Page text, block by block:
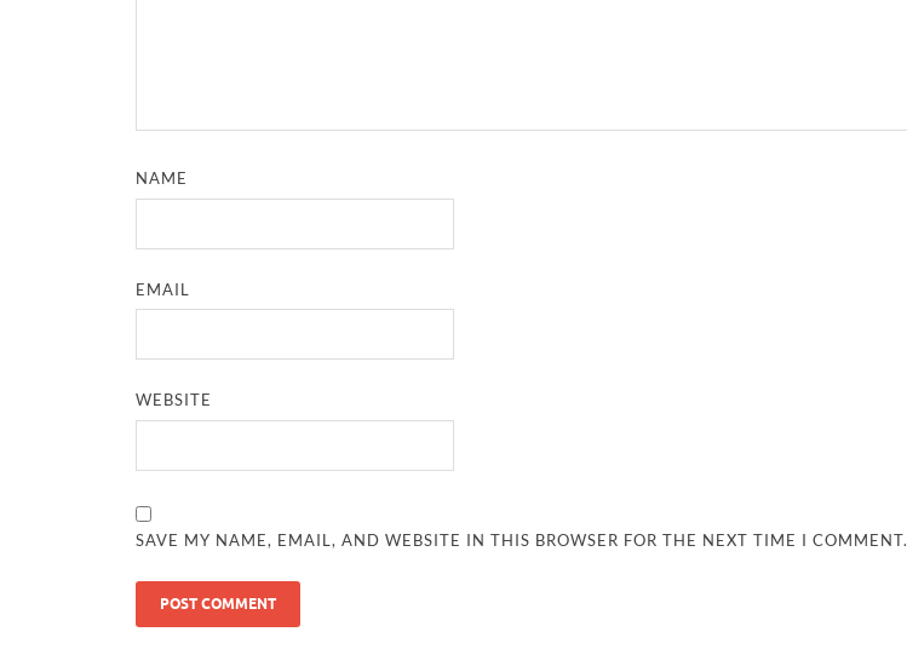
NAME
EMAIL
WEBSITE
SAVE MY NAME, EMAIL, AND WEBSITE IN THIS BROWSER FOR THE NEXT TIME I COMMENT.